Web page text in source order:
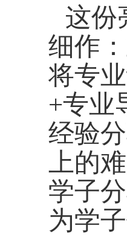
这份
细作
将专
+专业
经验
上的
学子
为学